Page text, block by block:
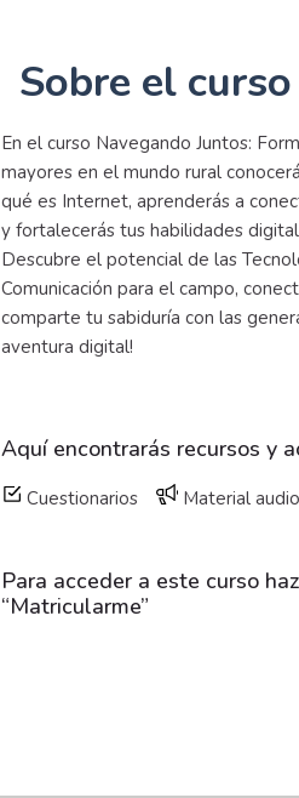
Sobre el curso
En el curso Navegando Juntos:
mayores en el mundo rural
qué es Internet, aprenderás a
y fortalecerás tus habilidades
Descubre el potencial de las
Comunicación para el campo,
comparte tu sabiduría con las
aventura digital!
Aquí encontrarás recursos y
Cuestionarios Material
Para acceder a este curso
“Matricularme”